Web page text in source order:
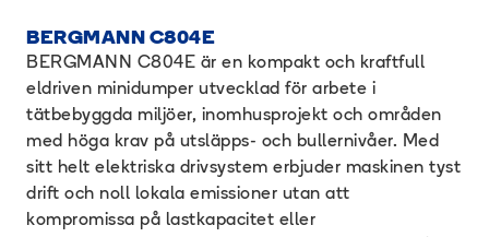
BERGMANN C804E
BERGMANN C804E är en kompakt och kraftfull
eldriven minidumper utvecklad för arbete i
tätbebyggda miljöer, inomhusprojekt och områden
med höga krav på utsläpps- och bullernivåer. Med
sitt helt elektriska drivsystem erbjuder maskinen tyst
drift och noll lokala emissioner utan att
kompromissa på lastkapacitet eller